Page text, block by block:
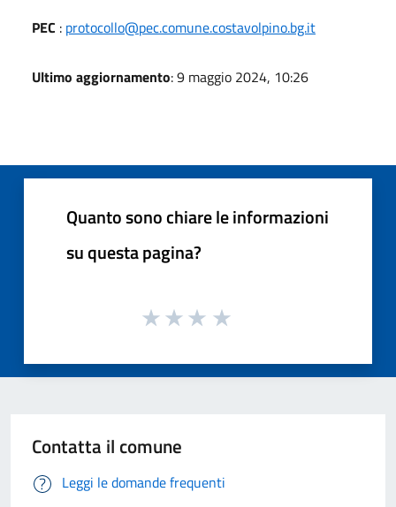
PEC : protocollo@pec.comune.costavolpino.bg.it
Ultimo aggiornamento: 9 maggio 2024, 10:26
Quanto sono chiare le informazioni
su questa pagina?
Contatta il comune
Leggi le domande frequenti